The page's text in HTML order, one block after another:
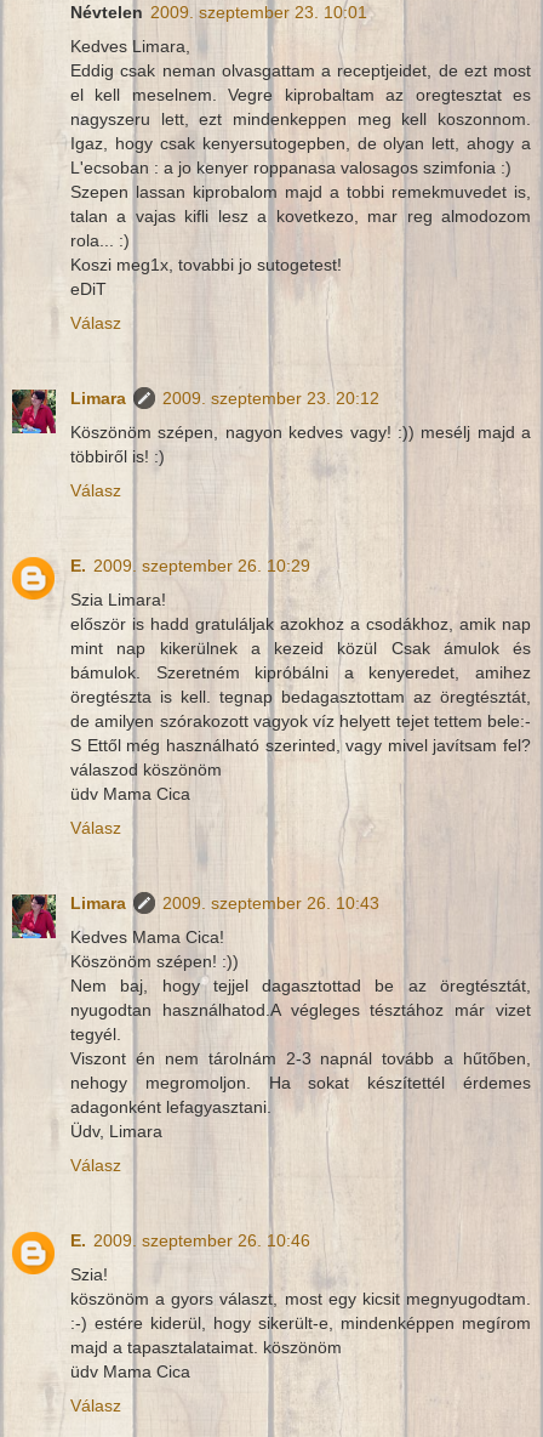
Névtelen 2009. szeptember 23. 10:01
Kedves Limara,
Eddig csak neman olvasgattam a receptjeidet, de ezt most
el kell meselnem. Vegre kiprobaltam az oregtesztat es
nagyszeru lett, ezt mindenkeppen meg kell koszonnom.
Igaz, hogy csak kenyersutogepben, de olyan lett, ahogy a
L'ecsoban : a jo kenyer roppanasa valosagos szimfonia :)
Szepen lassan kiprobalom majd a tobbi remekmuvedet is,
talan a vajas kifli lesz a kovetkezo, mar reg almodozom
rola... :)
Koszi meg1x, tovabbi jo sutogetest!
eDiT
Válasz
Limara
2009. szeptember 23. 20:12
Köszönöm szépen, nagyon kedves vagy! :)) mesélj majd a
többiről is! :)
Válasz
E. 2009. szeptember 26. 10:29
Szia Limara!
először is hadd gratuláljak azokhoz a csodákhoz, amik nap
mint nap kikerülnek a kezeid közül Csak ámulok és
bámulok. Szeretném kipróbálni a kenyeredet, amihez
öregtészta is kell. tegnap bedagasztottam az öregtésztát,
de amilyen szórakozott vagyok víz helyett tejet tettem bele:-
S Ettől még használható szerinted, vagy mivel javítsam fel?
válaszod köszönöm
üdv Mama Cica
Válasz
Limara
2009. szeptember 26. 10:43
Kedves Mama Cica!
Köszönöm szépen! :))
Nem baj, hogy tejjel dagasztottad be az öregtésztát,
nyugodtan használhatod.A végleges tésztához már vizet
tegyél.
Viszont én nem tárolnám 2-3 napnál tovább a hűtőben,
nehogy megromoljon. Ha sokat készítettél érdemes
adagonként lefagyasztani.
Üdv, Limara
Válasz
E. 2009. szeptember 26. 10:46
Szia!
köszönöm a gyors választ, most egy kicsit megnyugodtam.
:-) estére kiderül, hogy sikerült-e, mindenképpen megírom
majd a tapasztalataimat. köszönöm
üdv Mama Cica
Válasz